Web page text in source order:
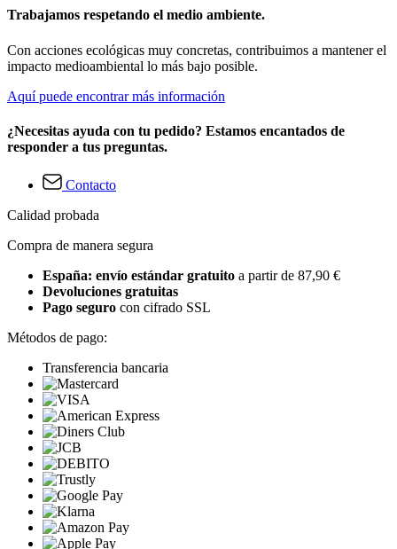
Trabajamos respetando el medio ambiente.
Con acciones ecológicas muy concretas, contribuimos a mantener el
impacto medioambiental lo más bajo posible.
Aquí puede encontrar más información
¿Necesitas ayuda con tu pedido? Estamos encantados de
responder a tus preguntas.
Contacto
Calidad probada
Compra de manera segura
España: envío estándar gratuito a partir de 87,90 €
Devoluciones gratuitas
Pago seguro con cifrado SSL
Métodos de pago:
Transferencia bancaria